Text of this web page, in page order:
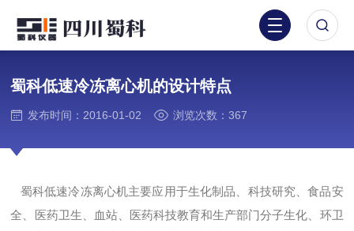
蜀科低速冷冻离心机的设计特点
发布时间：2016-01-02 浏览次数：367
蜀科低速冷冻离心机主要应用于生化制品、科技研究、食品安
全、医药卫生、血站、医药科技教育和生产部门分子生化、环卫